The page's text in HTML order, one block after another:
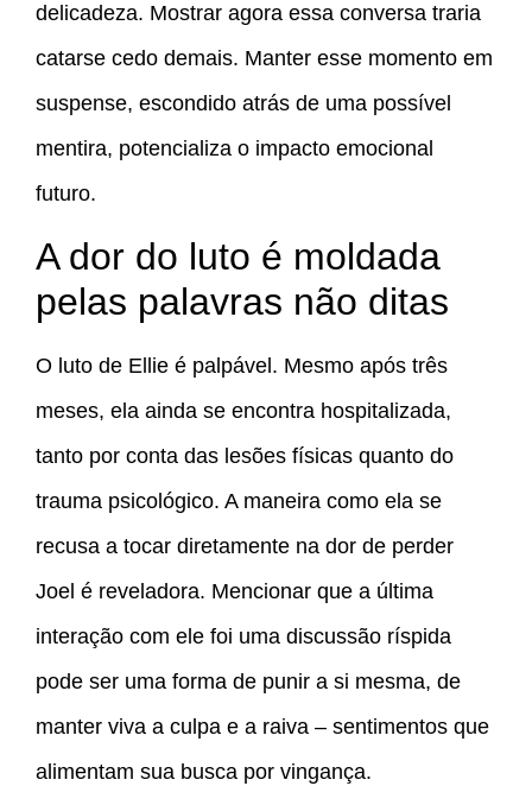
delicadeza. Mostrar agora essa conversa traria
catarse cedo demais. Manter esse momento em
suspense, escondido atrás de uma possível
mentira, potencializa o impacto emocional
futuro.
A dor do luto é moldada
pelas palavras não ditas
O luto de Ellie é palpável. Mesmo após três
meses, ela ainda se encontra hospitalizada,
tanto por conta das lesões físicas quanto do
trauma psicológico. A maneira como ela se
recusa a tocar diretamente na dor de perder
Joel é reveladora. Mencionar que a última
interação com ele foi uma discussão ríspida
pode ser uma forma de punir a si mesma, de
manter viva a culpa e a raiva – sentimentos que
alimentam sua busca por vingança.